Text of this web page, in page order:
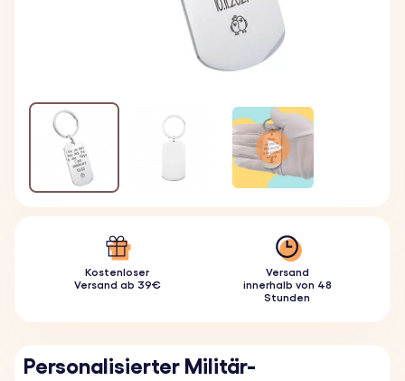
Kostenloser
Versand ab 39€
Versand
innerhalb von 48
Stunden
Personalisierter Militär-